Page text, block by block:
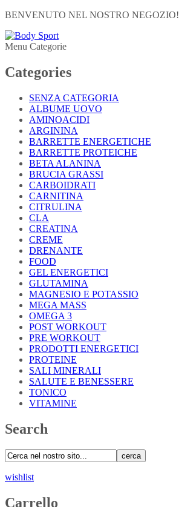
BENVENUTO NEL NOSTRO NEGOZIO!
Menu Categorie
Categories
SENZA CATEGORIA
ALBUME UOVO
AMINOACIDI
ARGININA
BARRETTE ENERGETICHE
BARRETTE PROTEICHE
BETA ALANINA
BRUCIA GRASSI
CARBOIDRATI
CARNITINA
CITRULINA
CLA
CREATINA
CREME
DRENANTE
FOOD
GEL ENERGETICI
GLUTAMINA
MAGNESIO E POTASSIO
MEGA MASS
OMEGA 3
POST WORKOUT
PRE WORKOUT
PRODOTTI ENERGETICI
PROTEINE
SALI MINERALI
SALUTE E BENESSERE
TONICO
VITAMINE
Search
cerca
wishlist
Carrello